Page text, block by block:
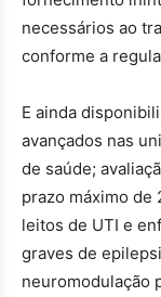
necessários ao
conforme a
E ainda
avançados nas
de saúde;
prazo máximo de
leitos de UTI e
graves de
neuromodulação